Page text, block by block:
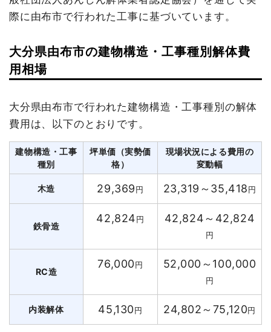
際に由布市で行われた工事に基づいています。
大分県由布市の建物構造・工事種別解体費
用相場
大分県由布市で行われた建物構造・工事種別の解体
費用は、以下のとおりです。
建物構造・工事
種別
坪単価（実勢価
格）
現場状況による費用の
変動幅
木造 29,369円 23,319～35,418円
鉄骨造
42,824円 42,824～42,824
円
RC造
76,000円 52,000～100,000
円
内装解体 45,130円 24,802～75,120円